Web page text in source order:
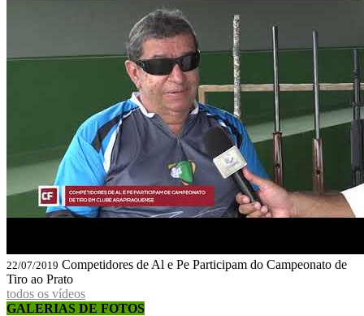
22/07/2019 Competidores de Al e Pe Participam do Campeonato de
Tiro ao Prato
todos os vídeos
GALERIAS DE FOTOS